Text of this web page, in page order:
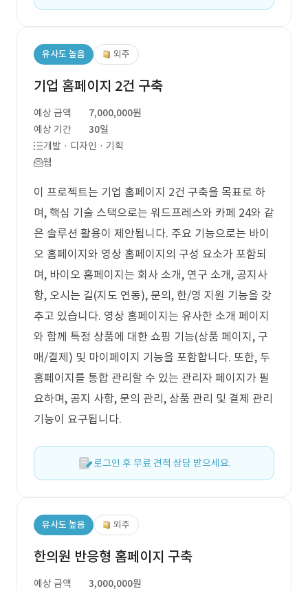
유사도 높음 외주
기업 홈페이지 2건 구축
예상 금액
7,000,000원
예상 기간
30일
개발 · 디자인 · 기획
웹
이 프로젝트는 기업 홈페이지 2건 구축을 목표로 하
며, 핵심 기술 스택으로는 워드프레스와 카페 24와 같
은 솔루션 활용이 제안됩니다. 주요 기능으로는 바이
오 홈페이지와 영상 홈페이지의 구성 요소가 포함되
며, 바이오 홈페이지는 회사 소개, 연구 소개, 공지사
항, 오시는 길(지도 연동), 문의, 한/영 지원 기능을 갖
추고 있습니다. 영상 홈페이지는 유사한 소개 페이지
와 함께 특정 상품에 대한 쇼핑 기능(상품 페이지, 구
매/결제) 및 마이페이지 기능을 포함합니다. 또한, 두
홈페이지를 통합 관리할 수 있는 관리자 페이지가 필
요하며, 공지 사항, 문의 관리, 상품 관리 및 결제 관리
기능이 요구됩니다.
로그인 후 무료 견적 상담 받으세요.
유사도 높음 외주
한의원 반응형 홈페이지 구축
예상 금액
3,000,000원